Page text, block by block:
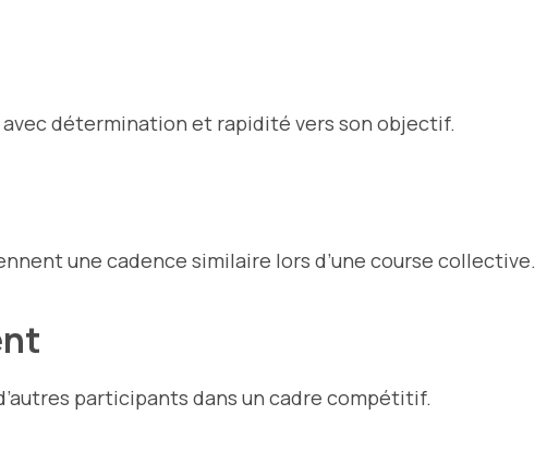
détermination et rapidité vers son objectif.
une cadence similaire lors d’une course collective.
participants dans un cadre compétitif.